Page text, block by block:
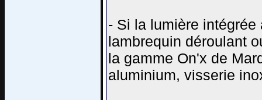
- Si la lumière
lambrequin déroulant
la gamme On'x de
aluminium, visserie